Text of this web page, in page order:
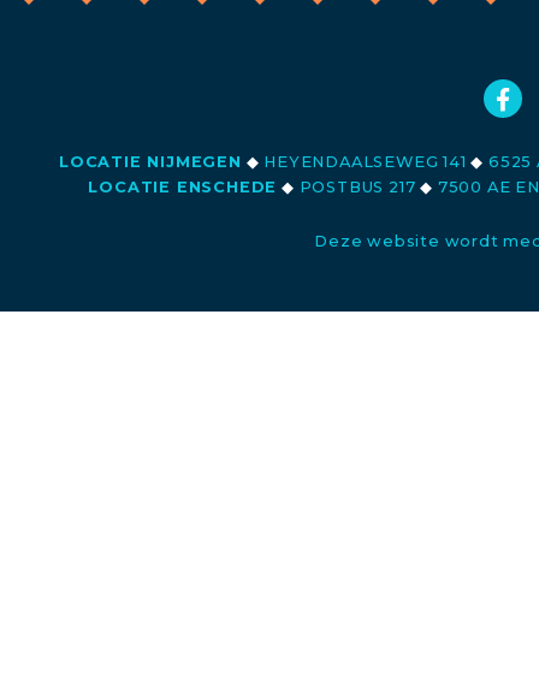
LOCATIE NIJMEGEN ◆ HEYENDAALSEWEG 141◆ 6525
LOCATIE ENSCHEDE ◆ POSTBUS 217◆ 7500 AE
Deze website wordt